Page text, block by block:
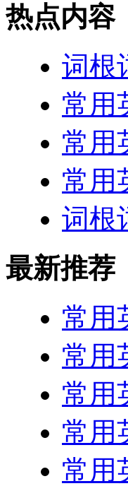
热点内容
词根
常用
常用
常用
词根
最新推荐
常用
常用
常用
常用
常用